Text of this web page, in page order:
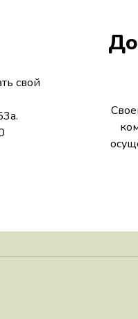
свой